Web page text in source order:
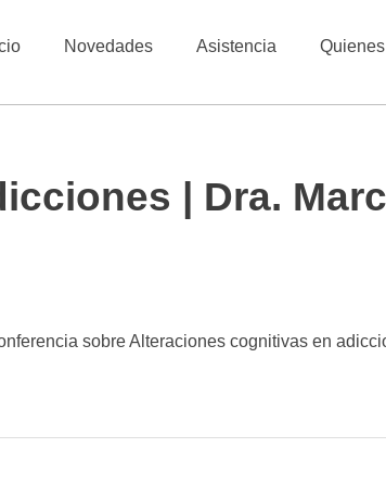
Novedades Asistencia
| Dra.
sobre Alteraciones cognitivas en